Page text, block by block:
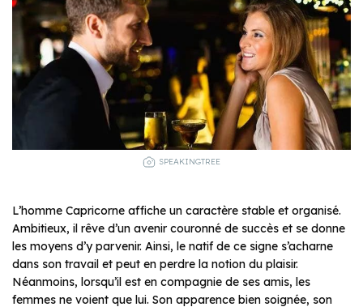
SPEAKINGTREE
L’homme Capricorne affiche un caractère stable et organisé.
Ambitieux, il rêve d’un avenir couronné de succès et se donne
les moyens d’y parvenir. Ainsi, le natif de ce signe s’acharne
dans son travail et peut en perdre la notion du plaisir.
Néanmoins, lorsqu’il est en compagnie de ses amis, les
femmes ne voient que lui. Son apparence bien soignée, son